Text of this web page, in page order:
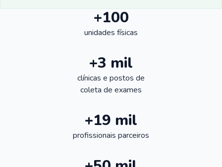
+100
unidades físicas
+3 mil
clínicas e postos de
coleta de exames
+19 mil
profissionais parceiros